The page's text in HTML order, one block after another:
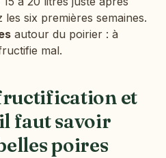
six premières semaines.
autour du poirier : à
mal.
et
faut savoir
poires